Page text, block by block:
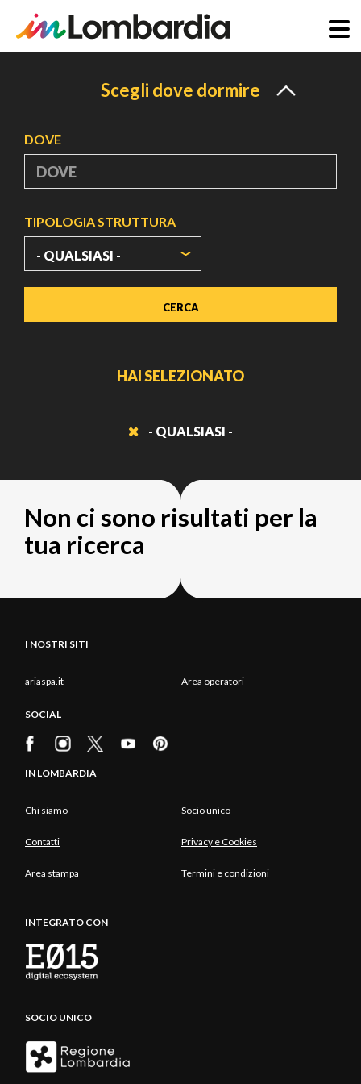
Scegli dove dormire
DOVE
TIPOLOGIA STRUTTURA
HAI SELEZIONATO
- QUALSIASI -
Non ci sono risultati per la
tua ricerca
I NOSTRI SITI
ariaspa.it Area operatori
SOCIAL
IN LOMBARDIA
Chi siamo Socio unico
Contatti Privacy e Cookies
Area stampa Termini e condizioni
INTEGRATO CON
SOCIO UNICO